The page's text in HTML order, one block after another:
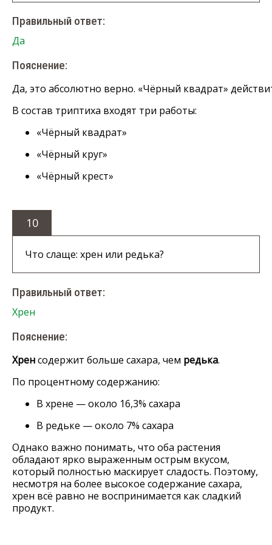
Правильный ответ:
Да
Пояснение:
Да, это абсолютно верно. «Чёрный квадрат»
В состав триптиха входят три работы:
«Чёрный квадрат»
«Чёрный круг»
«Чёрный крест»
10
Что слаще: хрен или редька?
Правильный ответ:
Хрен
Пояснение:
Хренсодержит больше сахара, чем редька.
По процентному содержанию:
В хрене — около 16,3% сахара
В редьке — около 7% сахара
Однако важно понимать, что оба растения
обладают ярко выраженным острым вкусом,
который полностью маскирует сладость. Поэтому,
несмотря на более высокое содержание сахара,
хрен всё равно не воспринимается как сладкий
продукт.